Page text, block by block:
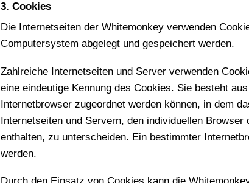
3. Cookies
Die Internetseiten der Whitemonkey verwenden
Computersystem abgelegt und gespeichert werden.
Zahlreiche Internetseiten und Server verwenden
eine eindeutige Kennung des Cookies. Sie besteht
Internetbrowser zugeordnet werden können, in dem
Internetseiten und Servern, den individuellen
enthalten, zu unterscheiden. Ein bestimmter
werden.